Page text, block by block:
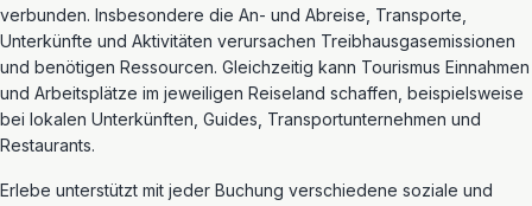
verbunden. Insbesondere die An- und Abreise, Transporte,
Unterkünfte und Aktivitäten verursachen Treibhausgasemissionen
und benötigen Ressourcen. Gleichzeitig kann Tourismus Einnahmen
und Arbeitsplätze im jeweiligen Reiseland schaffen, beispielsweise
bei lokalen Unterkünften, Guides, Transportunternehmen und
Restaurants.
Erlebe unterstützt mit jeder Buchung verschiedene soziale und